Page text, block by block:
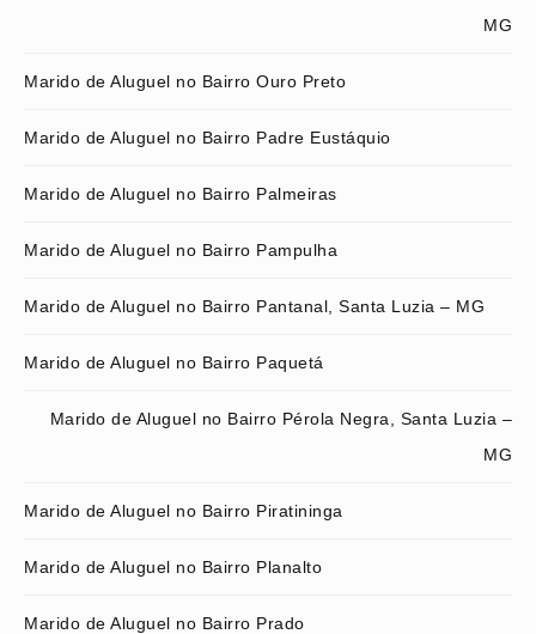
MG
Marido de Aluguel no Bairro Ouro Preto
Marido de Aluguel no Bairro Padre Eustáquio
Marido de Aluguel no Bairro Palmeiras
Marido de Aluguel no Bairro Pampulha
Marido de Aluguel no Bairro Pantanal, Santa Luzia – MG
Marido de Aluguel no Bairro Paquetá
Marido de Aluguel no Bairro Pérola Negra, Santa Luzia –
MG
Marido de Aluguel no Bairro Piratininga
Marido de Aluguel no Bairro Planalto
Marido de Aluguel no Bairro Prado